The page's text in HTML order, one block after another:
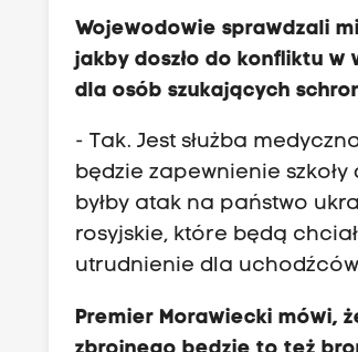
Wojewodowie sprawdzali
jakby doszło do konfliktu
dla osób szukających
- Tak. Jest służba
będzie zapewnienie szkoły
byłby atak na państwo
rosyjskie, które będą
utrudnienie dla
Premier Morawiecki mówi,